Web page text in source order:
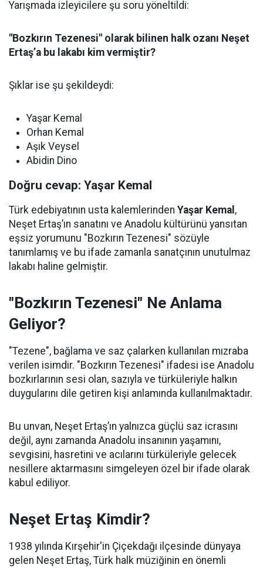
Yarışmada izleyicilere şu soru yöneltildi:
"Bozkırın Tezenesi" olarak bilinen halk ozanı Neşet
Ertaş’a bu lakabı kim vermiştir?
Şıklar ise şu şekildeydi:
Yaşar Kemal
Orhan Kemal
Aşık Veysel
Abidin Dino
Doğru cevap: Yaşar Kemal
Türk edebiyatının usta kalemlerinden Yaşar Kemal ,
Neşet Ertaş’ın sanatını ve Anadolu kültürünü yansıtan
eşsiz yorumunu "Bozkırın Tezenesi" sözüyle
tanımlamış ve bu ifade zamanla sanatçının unutulmaz
lakabı haline gelmiştir.
"Bozkırın Tezenesi" Ne Anlama
Geliyor?
"Tezene", bağlama ve saz çalarken kullanılan mızraba
verilen isimdir. "Bozkırın Tezenesi" ifadesi ise Anadolu
bozkırlarının sesi olan, sazıyla ve türküleriyle halkın
duygularını dile getiren kişi anlamında kullanılmaktadır.
Bu unvan, Neşet Ertaş’ın yalnızca güçlü saz icrasını
değil, aynı zamanda Anadolu insanının yaşamını,
sevgisini, hasretini ve acılarını türküleriyle gelecek
nesillere aktarmasını simgeleyen özel bir ifade olarak
kabul ediliyor.
Neşet Ertaş Kimdir?
1938 yılında Kırşehir'in Çiçekdağı ilçesinde dünyaya
gelen Neşet Ertaş, Türk halk müziğinin en önemli